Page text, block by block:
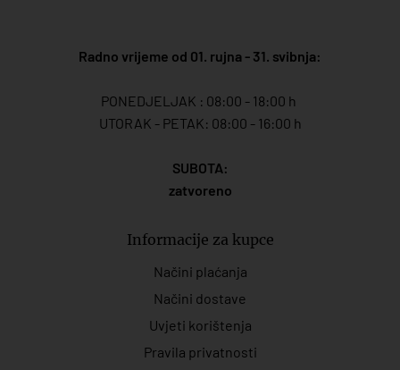
Radno vrijeme od 01. rujna - 31. svibnja:
PONEDJELJAK : 08:00 - 18:00 h
UTORAK - PETAK: 08:00 - 16:00 h
SUBOTA:
zatvoreno
Informacije za kupce
Načini plaćanja
Načini dostave
Uvjeti korištenja
Pravila privatnosti